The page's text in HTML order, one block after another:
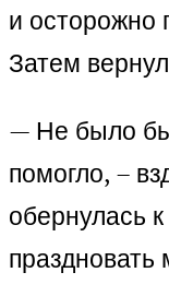
и осторожно
Затем
— Не было бы
помогло, –
обернулась
праздновать